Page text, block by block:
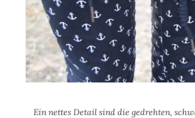
Ein nettes Detail sind die gedrehten,